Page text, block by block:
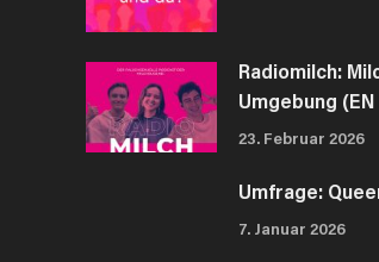
Radiomilch:
Umgebung
23. Februar 2026
Umfrage:
7. Januar 2026